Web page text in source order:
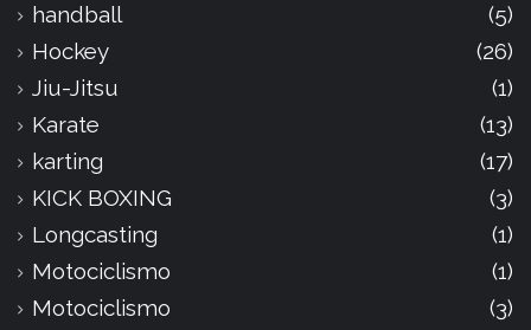
handball
(5)
Hockey
(26)
Jiu-Jitsu
(1)
Karate
(13)
karting
(17)
KICK BOXING
(3)
Longcasting
(1)
Motociclismo
(1)
Motociclismo
(3)